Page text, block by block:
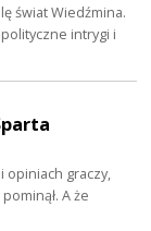
świat Wiedźmina.
intrygi i
opiniach graczy,
A że